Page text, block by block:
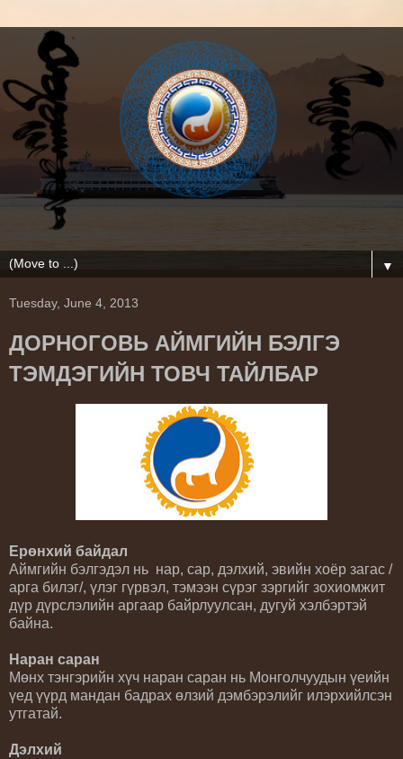
▼
Tuesday, June 4, 2013
ДОРНОГОВЬ АЙМГИЙН БЭЛГЭ
ТЭМДЭГИЙН ТОВЧ ТАЙЛБАР
Ерөнхий байдал
Аймгийн бэлгэдэл нь нар, сар, дэлхий, эвийн хоёр загас /
арга билэг/, үлэг гүрвэл, тэмээн сүрэг зэргийг зохиомжит
дүр дүрслэлийн аргаар байрлуулсан, дугуй хэлбэртэй
байна.
Наран саран
Мөнх тэнгэрийн хүч наран саран нь Монголчуудын үеийн
үед үүрд мандан бадрах өлзий дэмбэрэлийг илэрхийлсэн
утгатай.
Дэлхий